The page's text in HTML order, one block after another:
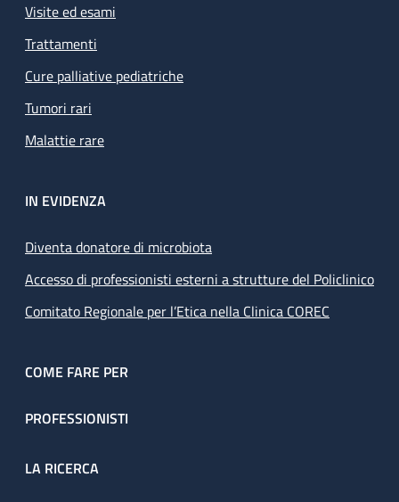
Visite ed esami
Trattamenti
Cure palliative pediatriche
Tumori rari
Malattie rare
IN EVIDENZA
Diventa donatore di microbiota
Accesso di professionisti esterni a strutture del Policlinico
Comitato Regionale per l’Etica nella Clinica COREC
COME FARE PER
PROFESSIONISTI
LA RICERCA